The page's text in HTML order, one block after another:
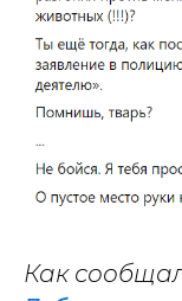
Как